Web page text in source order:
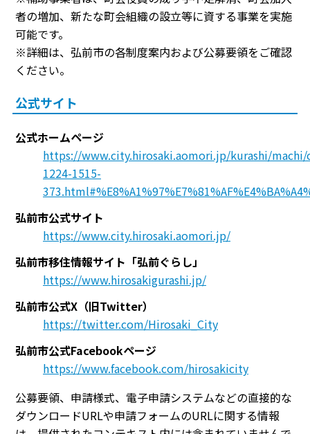
者の増加、新たな町会組織の設立等に資する事業を実施
可能です。
※詳細は、弘前市の各制度案内および公募要領をご確認
ください。
公式サイト
公式ホームページ
https://www.city.hirosaki.aomori.jp/kurashi/machi/
1224-1515-
弘前市公式サイト
https://www.city.hirosaki.aomori.jp/
弘前市移住情報サイト「弘前ぐらし」
https://www.hirosakigurashi.jp/
弘前市公式X（旧Twitter）
https://twitter.com/Hirosaki_City
弘前市公式Facebookページ
https://www.facebook.com/hirosakicity
公募要領、申請様式、電子申請システムなどの直接的な
ダウンロードURLや申請フォームのURLに関する情報